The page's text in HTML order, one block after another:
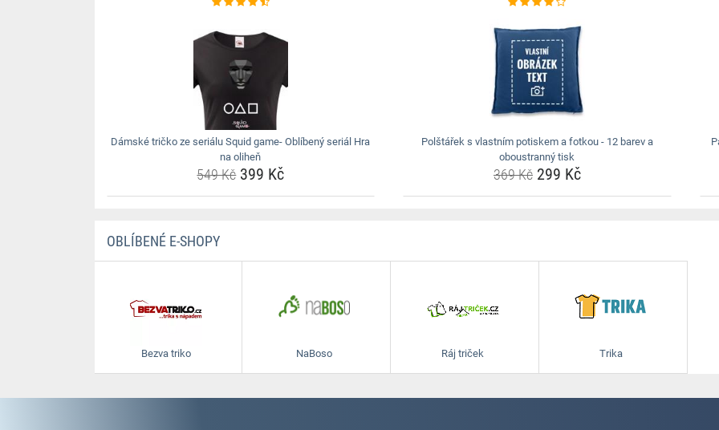
Dámské tričko ze seriálu Squid game- Oblíbený seriál Hra
na oliheň
549 Kč399 Kč
Polštářek s vlastním potiskem a fotkou - 12 barev a
oboustranný tisk
369 Kč299 Kč
OBLÍBENÉ E-SHOPY
Bezva triko NaBoso Ráj triček Trika